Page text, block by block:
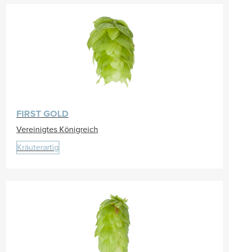
FIRST GOLD
Vereinigtes Königreich
Kräuterartig